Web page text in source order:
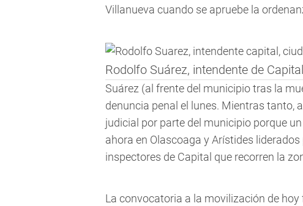
Villanueva cuando se apruebe la
Rodolfo Suárez, intendente de
Suárez (al frente del municipio tras la
denuncia penal el lunes. Mientras tanto,
judicial por parte del municipio porque
ahora en Olascoaga y Arístides
inspectores de Capital que recorren la
La convocatoria a la movilización de